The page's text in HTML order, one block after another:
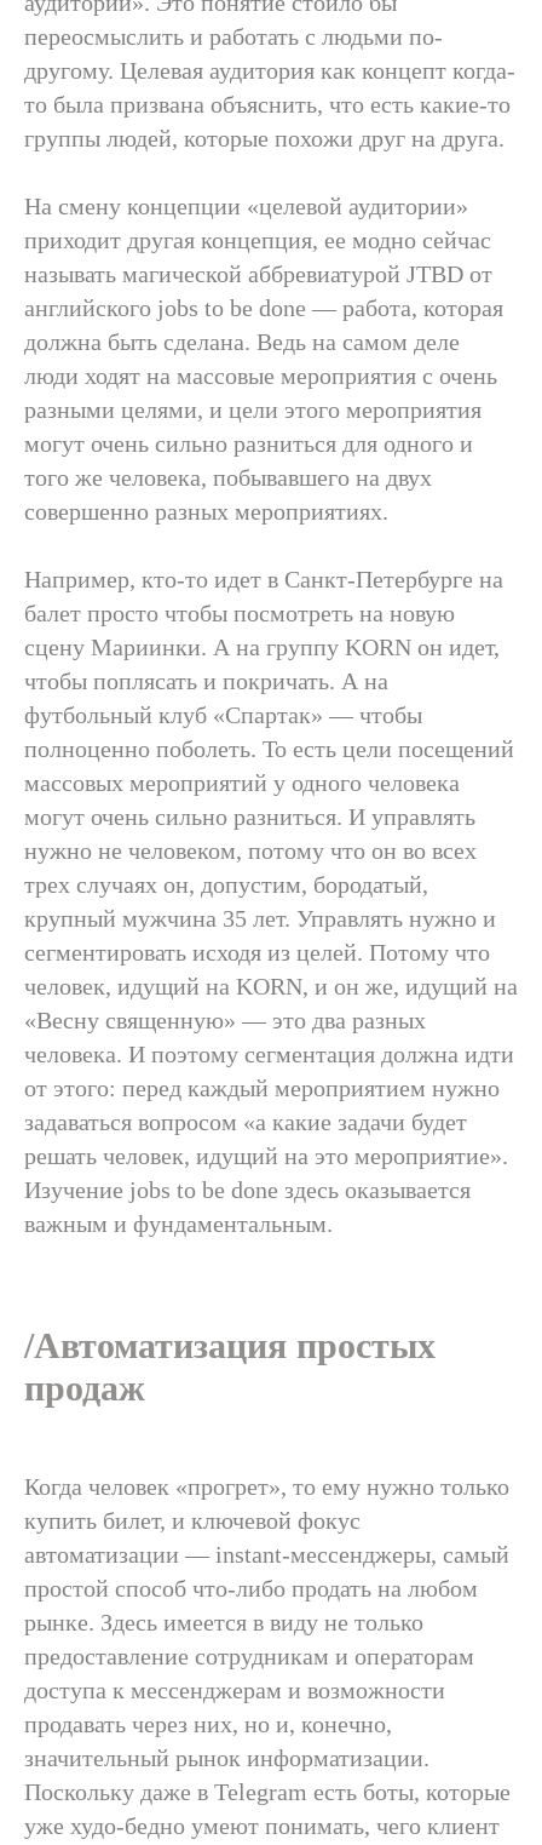
переосмыслить и работать с людьми по-
другому. Целевая аудитория как концепт когда-
то была призвана объяснить, что есть какие-то
группы людей, которые похожи друг на друга.
На смену концепции «целевой аудитории»
приходит другая концепция, ее модно сейчас
называть магической аббревиатурой JTBD от
английского jobs to be done — работа, которая
должна быть сделана. Ведь на самом деле
люди ходят на массовые мероприятия с очень
разными целями, и цели этого мероприятия
могут очень сильно разниться для одного и
того же человека, побывавшего на двух
совершенно разных мероприятиях.
Например, кто-то идет в Санкт-Петербурге на
балет просто чтобы посмотреть на новую
сцену Мариинки. А на группу KORN он идет,
чтобы поплясать и покричать. А на
футбольный клуб «Спартак» — чтобы
полноценно поболеть. То есть цели посещений
массовых мероприятий у одного человека
могут очень сильно разниться. И управлять
нужно не человеком, потому что он во всех
трех случаях он, допустим, бородатый,
крупный мужчина 35 лет. Управлять нужно и
сегментировать исходя из целей. Потому что
человек, идущий на KORN, и он же, идущий на
«Весну священную» — это два разных
человека. И поэтому сегментация должна идти
от этого: перед каждый мероприятием нужно
задаваться вопросом «а какие задачи будет
решать человек, идущий на это мероприятие».
Изучение jobs to be done здесь оказывается
важным и фундаментальным.
/Автоматизация простых
продаж
Когда человек «прогрет», то ему нужно только
купить билет, и ключевой фокус
автоматизации — instant-мессенджеры, самый
простой способ что-либо продать на любом
рынке. Здесь имеется в виду не только
предоставление сотрудникам и операторам
доступа к мессенджерам и возможности
продавать через них, но и, конечно,
значительный рынок информатизации.
Поскольку даже в Telegram есть боты, которые
уже худо-бедно умеют понимать, чего клиент
/свяжитесь с нами,
чтобы
Получить консультацию
Заказать корпоративное обучение